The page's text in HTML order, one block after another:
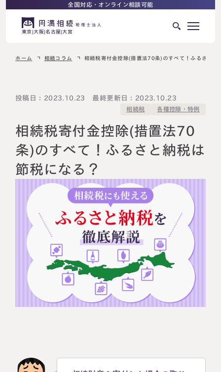
全国対応・オンライン相談可能
東京 大阪 名古屋 大宮
相続ロードマップ
ご相談の流れ
選ばれる理由
よくある質問
相続を学ぶ
相続税申告について
料金表
相続に備えたい方へ
生前対策相談について
相続税試算について
ホーム 相続コラム 相続税寄付金控除(措置法70条)のすべて！ふるさと納
投稿日：2023.10.23 最終更新日：2023.10.23
相続税 各種控除・特例
相続税寄付金控除(措置法70
条)のすべて！ふるさと納税は
節税になる？